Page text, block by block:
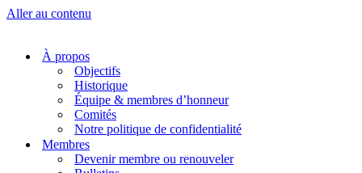
Aller au contenu
À propos
Objectifs
Historique
Équipe & membres d’honneur
Comités
Notre politique de confidentialité
Membres
Devenir membre ou renouveler